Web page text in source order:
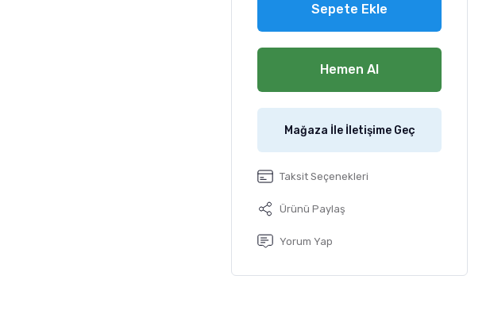
Sepete Ekle
Hemen Al
Mağaza İle İletişime Geç
Taksit Seçenekleri
Ürünü Paylaş
Yorum Yap